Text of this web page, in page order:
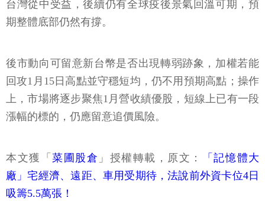
上，市場將逐步聚焦1月營收績優股，短線上已有一段
漲幅的標的，仍應留意追價風險。
吸籌5.5萬張！